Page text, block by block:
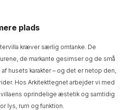
plads
kræver særlig omtanke. De
de markante gesimser og de små
husets karakter – og det er netop den,
Hos Arkitekttegnet arbejder vi med
oprindelige æstetik og samtidig
lys, rum og funktion.